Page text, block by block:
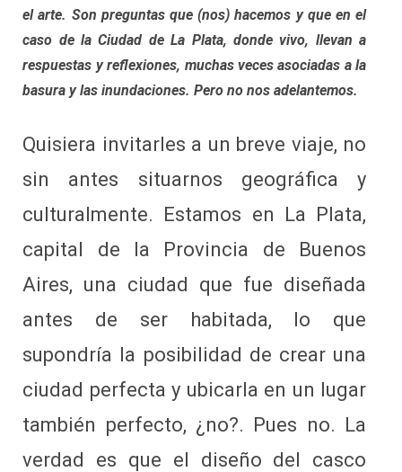
el arte. Son preguntas que (nos) hacemos y que en el
caso de la Ciudad de La Plata, donde vivo, llevan a
respuestas y reflexiones, muchas veces asociadas a la
basura y las inundaciones. Pero no nos adelantemos.
Quisiera invitarles a un breve viaje, no
sin antes situarnos geográfica y
culturalmente. Estamos en La Plata,
capital de la Provincia de Buenos
Aires, una ciudad que fue diseñada
antes de ser habitada, lo que
supondría la posibilidad de crear una
ciudad perfecta y ubicarla en un lugar
también perfecto, ¿no?. Pues no. La
verdad es que el diseño del casco